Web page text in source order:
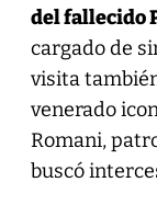
del fallecido
cargado de
visita
venerado
Romani,
buscó